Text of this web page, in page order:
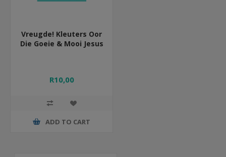
Vreugde! Kleuters Oor
Die Goeie & Mooi Jesus
R10,00
ADD TO CART